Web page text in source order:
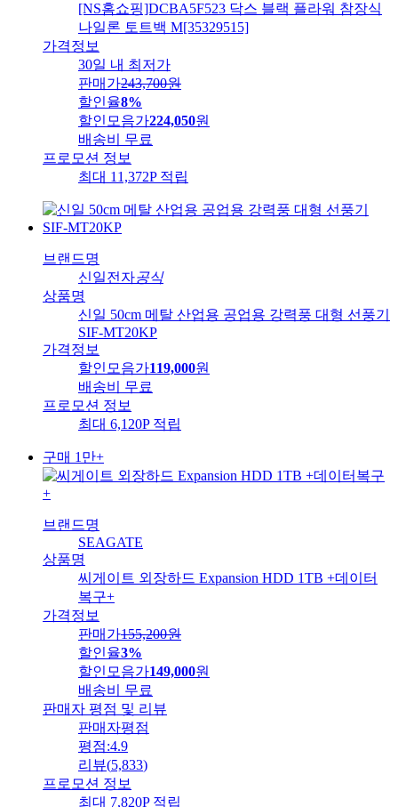
[NS홈쇼핑]DCBA5F523 닥스 블랙 플라워 참장식
나일론 토트백 M[35329515]
가격정보
30일 내 최저가
판매가243,700원
할인율8%
할인모음가224,050원
배송비
무료
프로모션 정보
최대 11,372P 적립
브랜드명
신일전자공식
상품명
신일 50cm 메탈 산업용 공업용 강력풍 대형 선풍기
SIF-MT20KP
가격정보
할인모음가119,000원
배송비
무료
프로모션 정보
최대 6,120P 적립
구매 1만+
브랜드명
SEAGATE
상품명
씨게이트 외장하드 Expansion HDD 1TB +데이터
복구+
가격정보
판매가155,200원
할인율3%
할인모음가149,000원
배송비
무료
판매자 평점 및 리뷰
판매자평점
평점:4.9
리뷰(5,833)
프로모션 정보
최대 7,820P 적립